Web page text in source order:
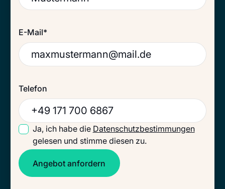
E-Mail*
Telefon
Ja, ich habe die Datenschutzbestimmungen
gelesen und stimme diesen zu.